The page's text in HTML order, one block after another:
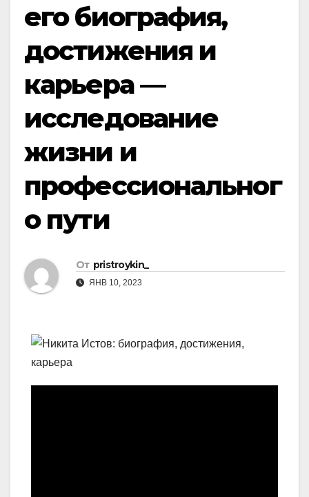
его биография,
достижения и
карьера —
исследование
жизни и
профессиональног
о пути
От pristroykin_
ЯНВ 10, 2023